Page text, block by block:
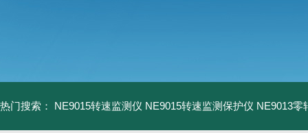
热门搜索： NE9015转速监测仪 NE9015转速监测保护仪 NE9013零